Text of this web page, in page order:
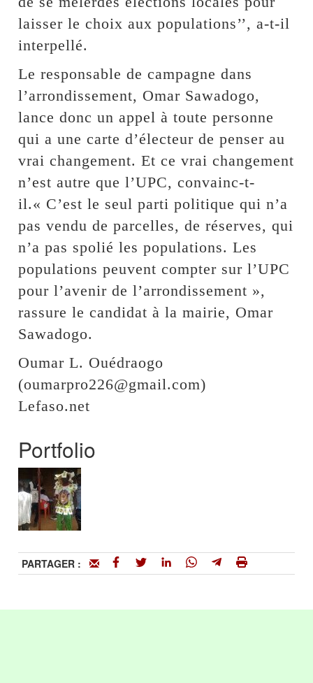
laisser le choix aux populations’’, a-t-il
interpellé.
Le responsable de campagne dans
l’arrondissement, Omar Sawadogo,
lance donc un appel à toute personne
qui a une carte d’électeur de penser au
vrai changement. Et ce vrai changement
n’est autre que l’UPC, convainc-t-
il.« C’est le seul parti politique qui n’a
pas vendu de parcelles, de réserves, qui
n’a pas spolié les populations. Les
populations peuvent compter sur l’UPC
pour l’avenir de l’arrondissement »,
rassure le candidat à la mairie, Omar
Sawadogo.
Oumar L. Ouédraogo
(oumarpro226@gmail.com)
Lefaso.net
Portfolio
PARTAGER :